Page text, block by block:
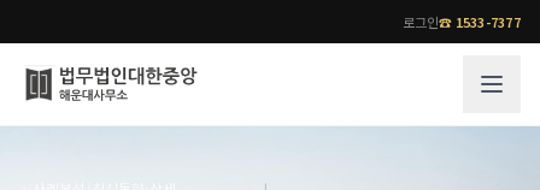
로그인☎ 1533-7377